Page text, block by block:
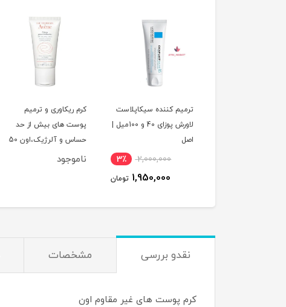
کرم ریکاوری و ترمیم
پوست های بیش از حد
ناموجود
تونر ترمیم‌کننده معجزه
حلزون سام بای می | اصل
1,400,000
نقدو بررسی مشخصات
کرم پوست های غیر مقاوم اون